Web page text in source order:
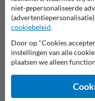
Of zocht je dit?
niet-gepersonaliseerde
cookiebeleid.
Door op "Cookies
instellingen van alle
plaatsen we alleen